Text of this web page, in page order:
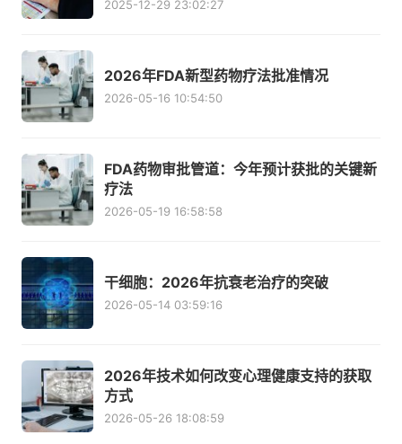
2025-12-29 23:02:27
2026年FDA新型药物疗法批准情况
2026-05-16 10:54:50
FDA药物审批管道：今年预计获批的关键新
疗法
2026-05-19 16:58:58
干细胞：2026年抗衰老治疗的突破
2026-05-14 03:59:16
2026年技术如何改变心理健康支持的获取
方式
2026-05-26 18:08:59